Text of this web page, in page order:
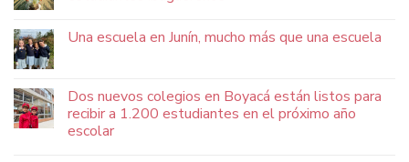
Una escuela en Junín, mucho más que una escuela
Dos nuevos colegios en Boyacá están listos para
recibir a 1.200 estudiantes en el próximo año
escolar